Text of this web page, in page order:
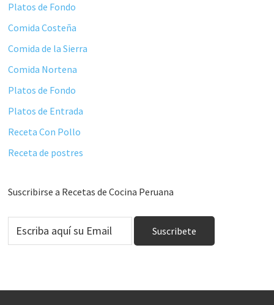
Platos de Fondo
Comida Costeña
Comida de la Sierra
Comida Nortena
Platos de Fondo
Platos de Entrada
Receta Con Pollo
Receta de postres
Suscribirse a Recetas de Cocina Peruana